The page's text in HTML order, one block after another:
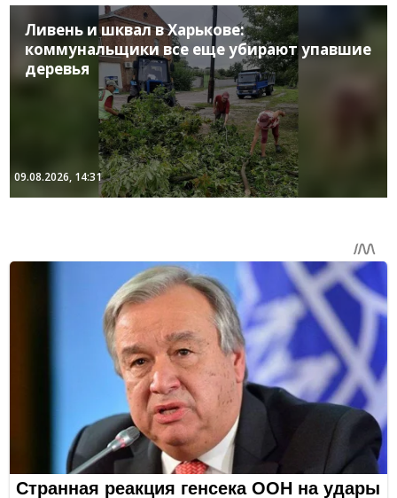
Ливень и шквал в Харькове:
коммунальщики все еще убирают упавшие
деревья
09.08.2026, 14:31